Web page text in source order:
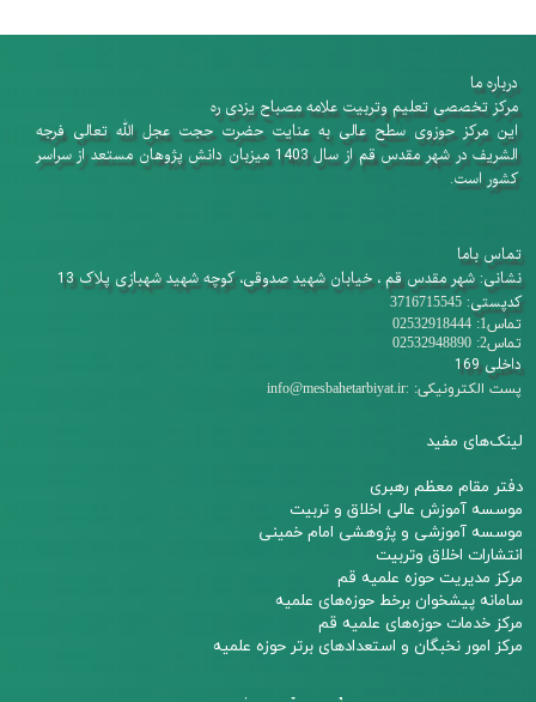
درباره ما
​​​​​​​مرکز تخصصی تعلیم وتربیت علامه مصباح یزدی ره
این مرکز حوزوی سطح عالی به عنایت حضرت حجت عجل الله تعالی فرجه
الشریف در شهر مقدس قم از سال 1403 میزبان دانش پژوهان​​​​​​​ مستعد از سراسر
کشور است.
لینک‌های مفید
دفتر مقام معظم رهبری
موسسه آموزش عالی اخلاق و تربیت
موسسه آموزشی و پژوهشی امام خمینی
انتشارات اخلاق وتربیت
مرکز مدیریت حوزه علمیه قم
سامانه پیشخوان برخط حوزه‌های علمیه
مرکز خدمات حوزه‌های علمیه قم​​​​​​​
مرکز امور نخبگان و استعدادهای برتر حوزه علمیه
تماس باما
نشانی: شهر مقدس قم ، خیابان شهید صدوقی، کوچه شهید شهبازی پلاک 13
کدپستی:3716715545
تماس1: 02532918444
تماس2: 02532948890
داخلی 169
پست الکترونیکی: :
info@mesbahetarbiyat.ir